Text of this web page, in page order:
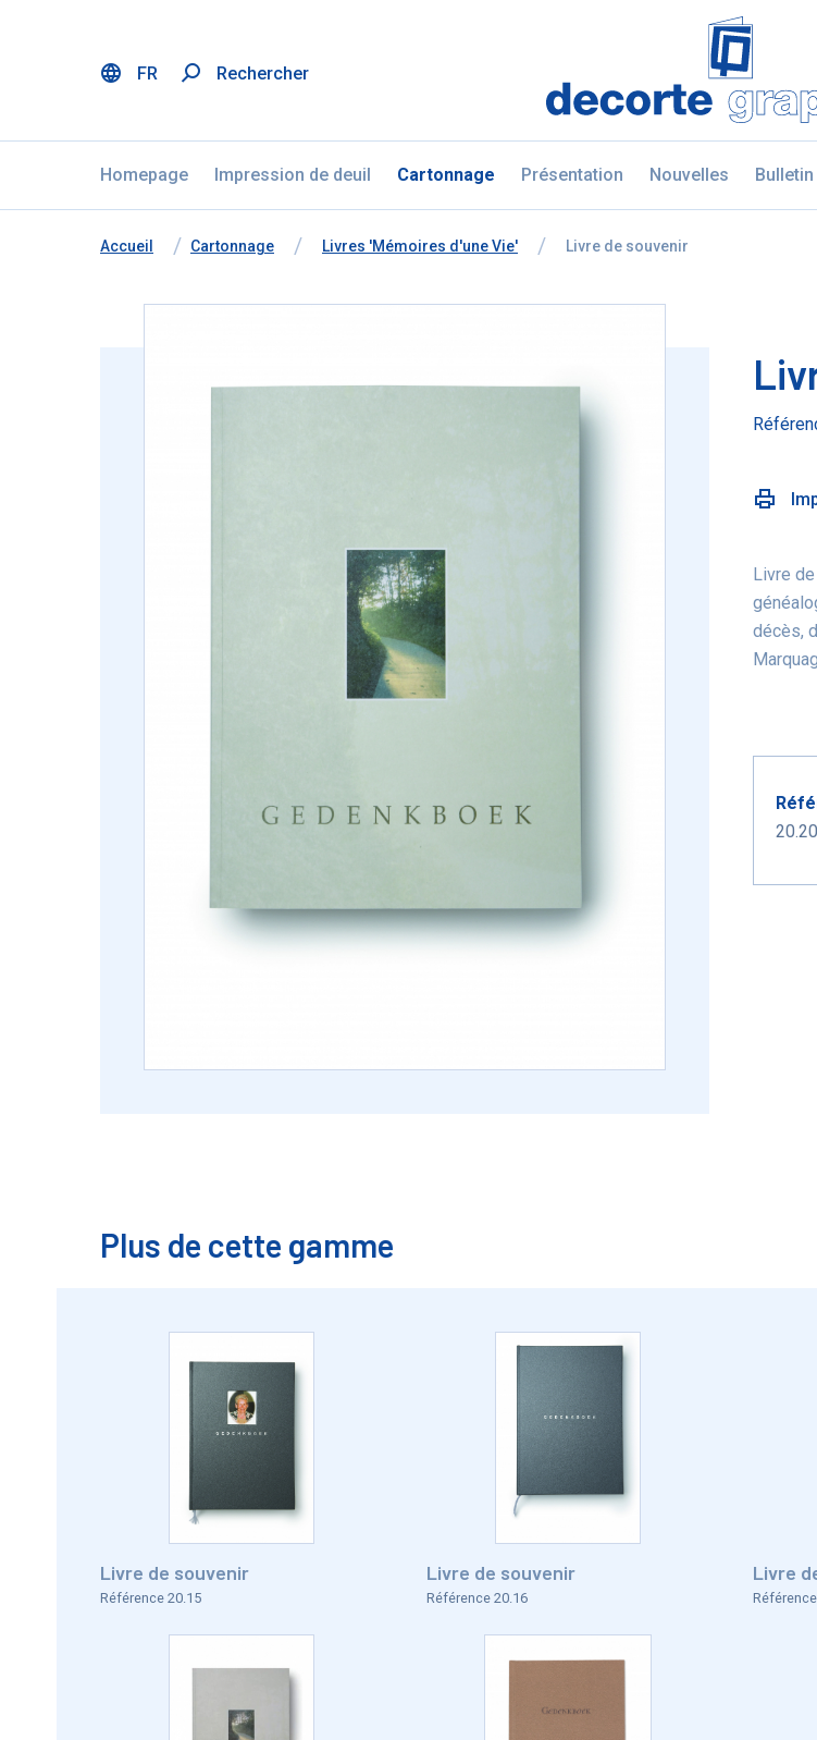
FR Rechercher
Fratello
Homepage Impression de deuil Cartonnage Présentation Nouvelles Bulletin
Vous êtes ici:
de
Accueil àCartonnage Livres 'Mémoires d'une Vie' Livre de souvenir
Livre
décès,
20.20
Plus de cette gamme
Livre de souvenir
Référence 20.15
Livre de souvenir
Référence 20.16
Livre